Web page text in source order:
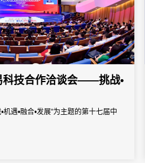
科技合作洽谈会——挑战•
遇•融合•发展”为主题的第十七届中
会（简称欧洽会）在成都高新区中国-
会旨在探讨中国与欧洲在开放投资、